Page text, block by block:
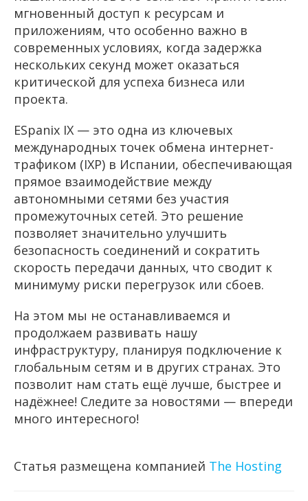
мгновенный доступ к ресурсам и
приложениям, что особенно важно в
современных условиях, когда задержка
нескольких секунд может оказаться
критической для успеха бизнеса или
проекта.
ESpanix IX — это одна из ключевых
международных точек обмена интернет-
трафиком (IXP) в Испании, обеспечивающая
прямое взаимодействие между
автономными сетями без участия
промежуточных сетей. Это решение
позволяет значительно улучшить
безопасность соединений и сократить
скорость передачи данных, что сводит к
минимуму риски перегрузок или сбоев.
На этом мы не останавливаемся и
продолжаем развивать нашу
инфраструктуру, планируя подключение к
глобальным сетям и в других странах. Это
позволит нам стать ещё лучше, быстрее и
надёжнее! Следите за новостями — впереди
много интересного!
Статья размещена компанией The Hosting